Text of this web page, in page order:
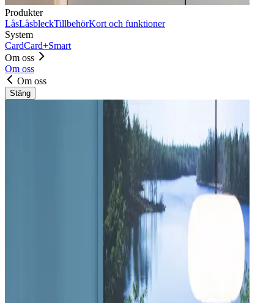
Produkter
LåsLåsbleckTillbehörKort och funktioner
System
CardCard+Smart
Om oss
Om oss
Om oss
Stäng